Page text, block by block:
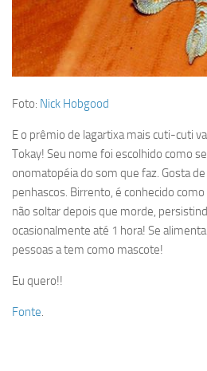
Foto: Nick Hobgood
E o prêmio de lagartixa mais cuti-cuti
Tokay! Seu nome foi escolhido como
onomatopéia do som que faz. Gosta
penhascos. Birrento, é conhecido
não soltar depois que morde,
ocasionalmente até 1 hora! Se
pessoas a tem como mascote!
Eu quero!!
Fonte.